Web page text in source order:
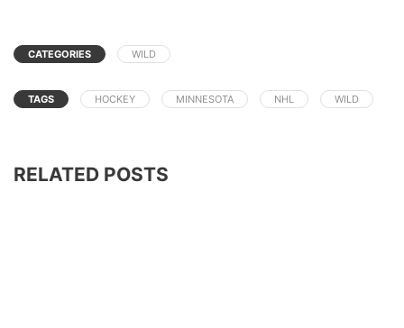
CATEGORIES WILD
TAGS HOCKEY MINNESOTA NHL WILD
RELATED POSTS